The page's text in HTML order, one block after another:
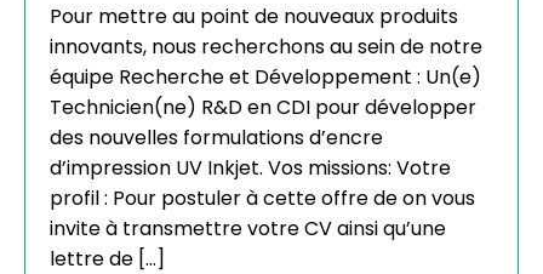
Pour mettre au point de nouveaux produits
innovants, nous recherchons au sein de notre
équipe Recherche et Développement : Un(e)
Technicien(ne) R&D en CDI pour développer
des nouvelles formulations d’encre
d’impression UV Inkjet. Vos missions: Votre
profil : Pour postuler à cette offre de on vous
invite à transmettre votre CV ainsi qu’une
lettre de […]